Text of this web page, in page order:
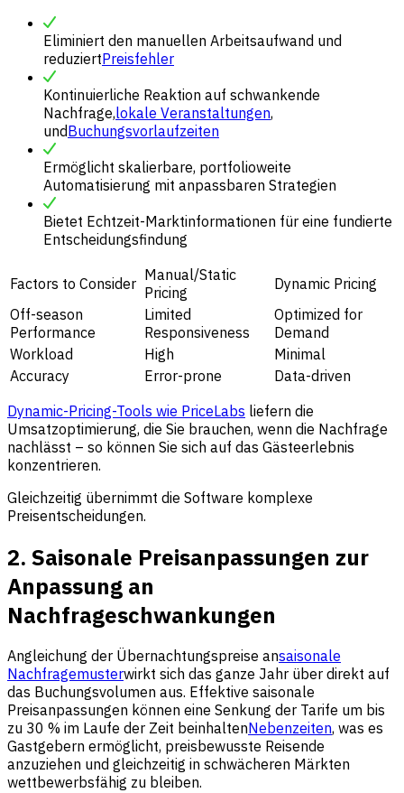
Eliminiert den manuellen Arbeitsaufwand und
reduziertPreisfehler
Kontinuierliche Reaktion auf schwankende
Nachfrage,lokale Veranstaltungen,
undBuchungsvorlaufzeiten
Ermöglicht skalierbare, portfolioweite
Automatisierung mit anpassbaren Strategien
Bietet Echtzeit-Marktinformationen für eine fundierte
Entscheidungsfindung
Factors to Consider Manual/Static
Pricing
Dynamic Pricing
Off-season
Performance
Limited
Responsiveness
Optimized for
Demand
Workload
High
Minimal
Accuracy
Error-prone
Data-driven
Dynamic-Pricing-Tools wie PriceLabs liefern die
Umsatzoptimierung, die Sie brauchen, wenn die Nachfrage
nachlässt – so können Sie sich auf das Gästeerlebnis
konzentrieren.
Gleichzeitig übernimmt die Software komplexe
Preisentscheidungen.
2. Saisonale Preisanpassungen zur
Anpassung an
Nachfrageschwankungen
Angleichung der Übernachtungspreise ansaisonale
Nachfragemusterwirkt sich das ganze Jahr über direkt auf
das Buchungsvolumen aus. Effektive saisonale
Preisanpassungen können eine Senkung der Tarife um bis
zu 30 % im Laufe der Zeit beinhaltenNebenzeiten, was es
Gastgebern ermöglicht, preisbewusste Reisende
anzuziehen und gleichzeitig in schwächeren Märkten
wettbewerbsfähig zu bleiben.